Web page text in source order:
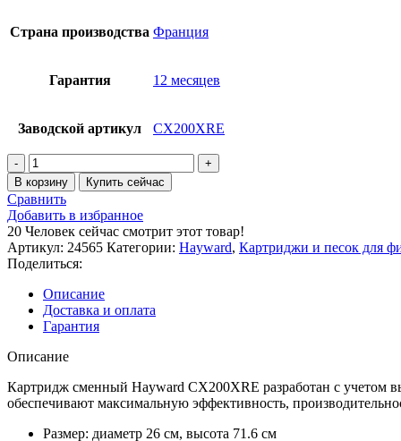
Страна производства Франция
Гарантия 12 месяцев
Заводской артикул CX200XRE
Количество
товара
Картридж
Hayward
CX200XRE
для
фильтров
Swim
Clear
C200SE
В корзину Купить сейчас
Сравнить
Добавить в избранное
20 Человек сейчас смотрит этот товар!
Артикул: 24565 Категории: Hayward, Картриджи и песок для
Поделиться:
Описание
Доставка и оплата
Гарантия
Описание
Картридж сменный Hayward CX200XRE разработан с учетом
обеспечивают максимальную эффективность,
Размер: диаметр 26 см, высота 71.6 см